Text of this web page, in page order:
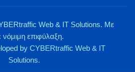
Web & IT Solutions. Με
νόμιμη επιφύλαξη.
by CYBERtraffic Web & IT
Solutions.